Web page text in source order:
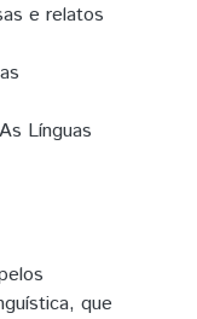
e relatos
Línguas
que